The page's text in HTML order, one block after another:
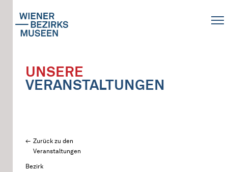
UNSERE
VERANSTALTUNGEN
Zurück zu den
Veranstaltungen
Bezirk